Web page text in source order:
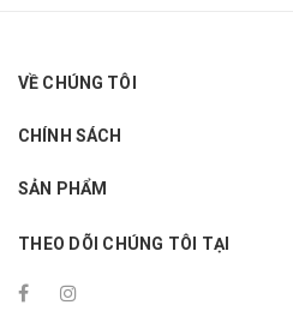
VỀ CHÚNG TÔI
CHÍNH SÁCH
SẢN PHẨM
THEO DÕI CHÚNG TÔI TẠI